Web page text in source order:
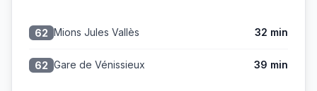
62 Mions Jules Vallès 32 min
62 Gare de Vénissieux 39 min